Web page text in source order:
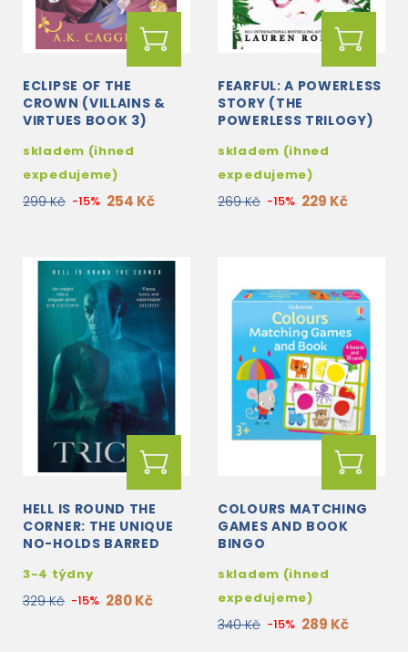
ECLIPSE OF THE
CROWN (VILLAINS &
VIRTUES BOOK 3)
skladem (ihned
expedujeme)
299 Kč -15% 254 Kč
FEARFUL: A POWERLESS
STORY (THE
POWERLESS TRILOGY)
skladem (ihned
expedujeme)
269 Kč -15% 229 Kč
HELL IS ROUND THE
CORNER: THE UNIQUE
NO-HOLDS BARRED
3-4 týdny
329 Kč -15% 280 Kč
COLOURS MATCHING
GAMES AND BOOK
BINGO
skladem (ihned
expedujeme)
340 Kč -15% 289 Kč